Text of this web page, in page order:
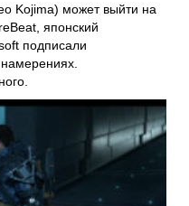
Kojima) может выйти на
, японский
подписали